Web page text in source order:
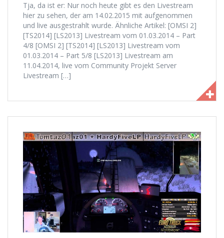
Tja, da ist er: Nur noch heute gibt es den Livestream
hier zu sehen, der am 14.02.2015 mit aufgenommen
und live ausgestrahlt wurde. Ähnliche Artikel: [OMSI 2]
[TS2014] [LS2013] Livestream vom 01.03.2014 – Part
4/8 [OMSI 2] [TS2014] [LS2013] Livestream vom
01.03.2014 – Part 5/8 [LS2013] Livestream am
11.04.2014, live vom Community Projekt Server
Livestream […]